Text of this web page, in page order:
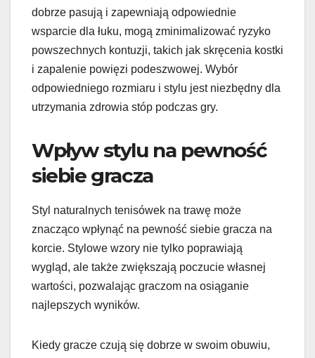
dobrze pasują i zapewniają odpowiednie
wsparcie dla łuku, mogą zminimalizować ryzyko
powszechnych kontuzji, takich jak skręcenia kostki
i zapalenie powięzi podeszwowej. Wybór
odpowiedniego rozmiaru i stylu jest niezbędny dla
utrzymania zdrowia stóp podczas gry.
Wpływ stylu na pewność
siebie gracza
Styl naturalnych tenisówek na trawę może
znacząco wpłynąć na pewność siebie gracza na
korcie. Stylowe wzory nie tylko poprawiają
wygląd, ale także zwiększają poczucie własnej
wartości, pozwalając graczom na osiąganie
najlepszych wyników.
Kiedy gracze czują się dobrze w swoim obuwiu,